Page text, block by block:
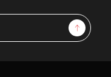
Sign Up